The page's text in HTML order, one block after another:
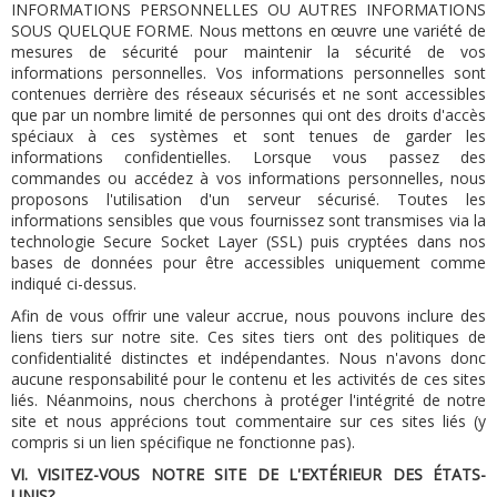
INFORMATIONS PERSONNELLES OU AUTRES INFORMATIONS
SOUS QUELQUE FORME. Nous mettons en œuvre une variété de
mesures de sécurité pour maintenir la sécurité de vos
informations personnelles. Vos informations personnelles sont
contenues derrière des réseaux sécurisés et ne sont accessibles
que par un nombre limité de personnes qui ont des droits d'accès
spéciaux à ces systèmes et sont tenues de garder les
informations confidentielles. Lorsque vous passez des
commandes ou accédez à vos informations personnelles, nous
proposons l'utilisation d'un serveur sécurisé. Toutes les
informations sensibles que vous fournissez sont transmises via la
technologie Secure Socket Layer (SSL) puis cryptées dans nos
bases de données pour être accessibles uniquement comme
indiqué ci-dessus.
Afin de vous offrir une valeur accrue, nous pouvons inclure des
liens tiers sur notre site. Ces sites tiers ont des politiques de
confidentialité distinctes et indépendantes. Nous n'avons donc
aucune responsabilité pour le contenu et les activités de ces sites
liés. Néanmoins, nous cherchons à protéger l'intégrité de notre
site et nous apprécions tout commentaire sur ces sites liés (y
compris si un lien spécifique ne fonctionne pas).
VI. VISITEZ-VOUS NOTRE SITE DE L'EXTÉRIEUR DES ÉTATS-